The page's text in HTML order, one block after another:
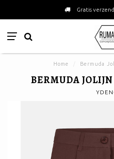
Gratis
Home Bermuda
BERMUDA